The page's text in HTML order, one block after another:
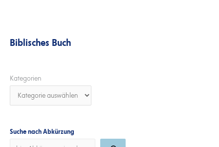
Biblisches Buch
Kategorien
Suche nach Abkürzung